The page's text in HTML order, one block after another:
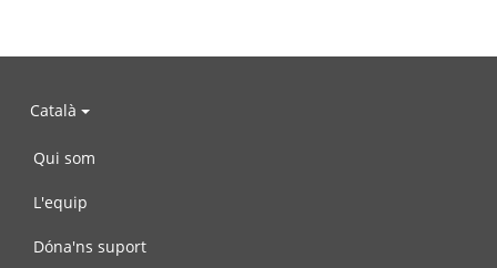
Català
Qui som
L'equip
Dóna'ns suport